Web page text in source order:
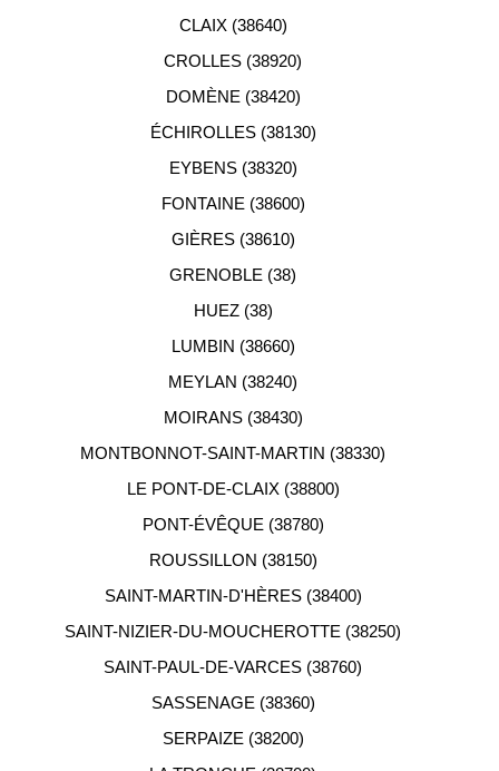
Notre équipe de conseillers se tient gratuitement à
CLAIX (38640)
CROLLES (38920)
DOMÈNE (38420)
ÉCHIROLLES (38130)
EYBENS (38320)
FONTAINE (38600)
GIÈRES (38610)
GRENOBLE (38)
HUEZ (38)
LUMBIN (38660)
MEYLAN (38240)
MOIRANS (38430)
MONTBONNOT-SAINT-MARTIN (38330)
LE PONT-DE-CLAIX (38800)
PONT-ÉVÊQUE (38780)
ROUSSILLON (38150)
SAINT-MARTIN-D'HÈRES (38400)
SAINT-NIZIER-DU-MOUCHEROTTE (38250)
SAINT-PAUL-DE-VARCES (38760)
SASSENAGE (38360)
SERPAIZE (38200)